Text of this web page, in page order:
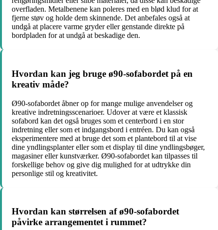
overfladen. Metalbenene kan poleres med en blød klud for at
fjerne støv og holde dem skinnende. Det anbefales også at
undgå at placere varme gryder eller genstande direkte på
bordpladen for at undgå at beskadige den.
Hvordan kan jeg bruge ø90-sofabordet på en
kreativ måde?
Ø90-sofabordet åbner op for mange mulige anvendelser og
kreative indretningsscenarioer. Udover at være et klassisk
sofabord kan det også bruges som et centerbord i en stor
indretning eller som et indgangsbord i entréen. Du kan også
eksperimentere med at bruge det som et plantebord til at vise
dine yndlingsplanter eller som et display til dine yndlingsbøger,
magasiner eller kunstværker. Ø90-sofabordet kan tilpasses til
forskellige behov og give dig mulighed for at udtrykke din
personlige stil og kreativitet.
Hvordan kan størrelsen af ø90-sofabordet
påvirke arrangementet i rummet?